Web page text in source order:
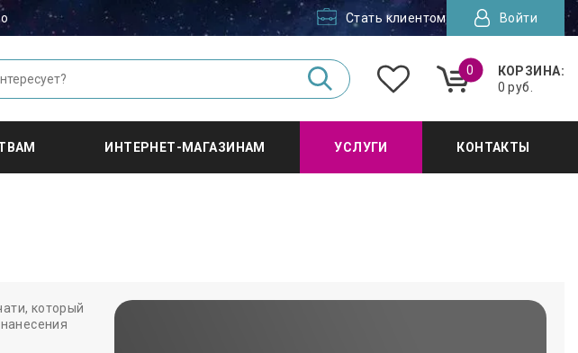
Стать клиентом Войти
0
КОРЗИНА:
0 руб.
ИНТЕРНЕТ-МАГАЗИНАМ УСЛУГИ КОНТАКТЫ
который